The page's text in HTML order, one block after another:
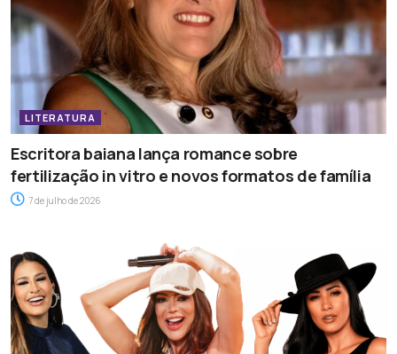
LITERATURA
Escritora baiana lança romance sobre
fertilização in vitro e novos formatos de família
7 de julho de 2026